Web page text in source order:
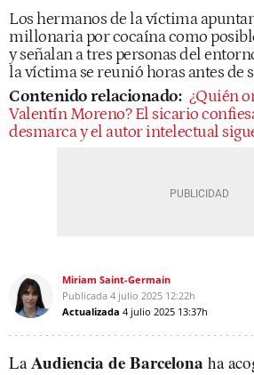
Los hermanos de la víctima
millonaria por cocaína como
y señalan a tres personas del
la víctima se reunió horas antes de
Contenido relacionado: ¿Quién
Valentín Moreno? El sicario
desmarca y el autor intelectual
Miriam Saint-Germain
Publicada 4 julio 2025 12:22h
Actualizada 4 julio 2025 13:37h
LaAudiencia de Barcelona ha